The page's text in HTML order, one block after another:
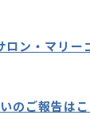
ン・マリー
のご報告は